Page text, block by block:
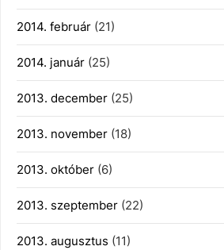
2014. február (21)
2014. január (25)
2013. december (25)
2013. november (18)
2013. október (6)
2013. szeptember (22)
2013. augusztus (11)